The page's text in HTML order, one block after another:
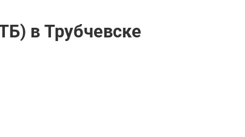
в Трубчевске